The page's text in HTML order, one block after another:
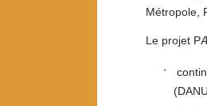
Métropole,
Le projet